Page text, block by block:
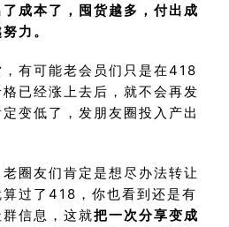
成本了，囤货越多，付出成
力。
有可能老会员们只是在418
已经涨上去后，就不会再发
变低了，发朋友圈投入产出
圈友们肯定是想尽办法转让
过了418，你也看到还是有
信息，这就把一次分享变成